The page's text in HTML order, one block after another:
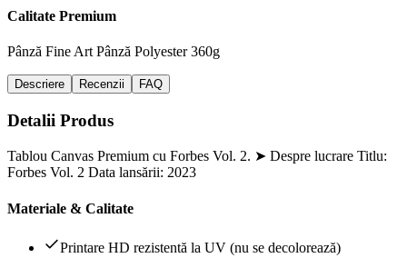
Calitate Premium
Pânză Fine Art Pânză Polyester 360g
Descriere Recenzii FAQ
Detalii Produs
Tablou Canvas Premium cu Forbes Vol. 2. ➤ Despre lucrare Titlu:
Forbes Vol. 2 Data lansării: 2023
Materiale & Calitate
Printare HD rezistentă la UV (nu se decolorează)